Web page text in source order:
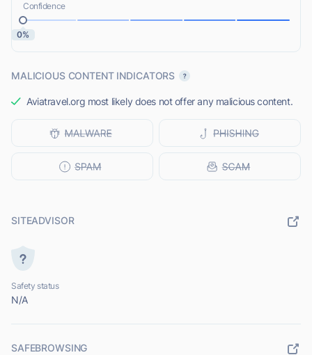
Confidence
0%
MALICIOUS CONTENT INDICATORS
Aviatravel.org most likely does not offer any malicious content.
SITEADVISOR
Safety status
N/A
SAFEBROWSING